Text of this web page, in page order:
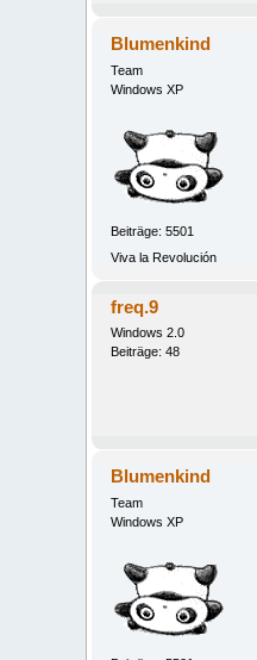
Blumenkind
Team
Windows XP
Beiträge: 5501
Viva la Revolución
freq.9
Windows 2.0
Beiträge: 48
Blumenkind
Team
Windows XP